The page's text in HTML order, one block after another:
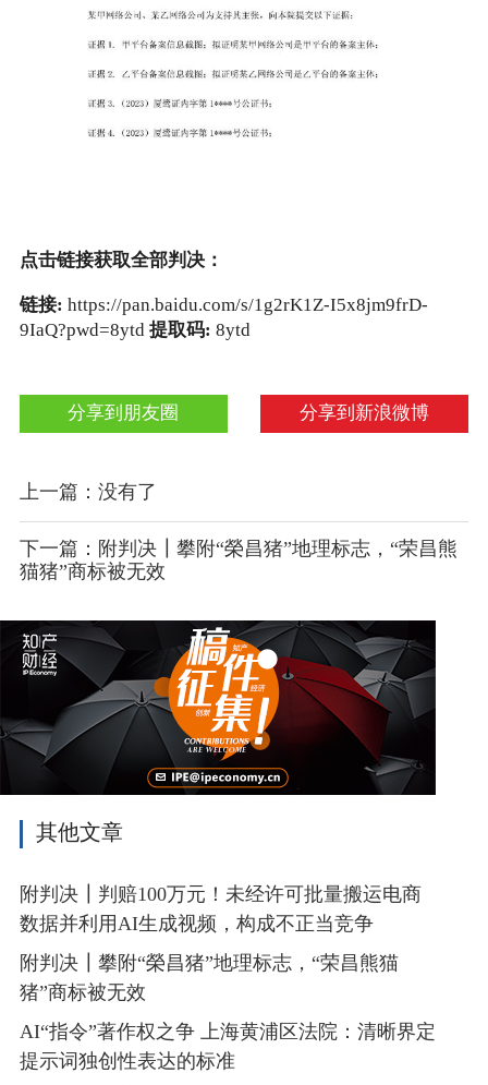
点击链接获取全部判决：
链接: https://pan.baidu.com/s/1g2rK1Z-I5x8jm9frD-
9IaQ?pwd=8ytd 提取码: 8ytd
分享到新浪微博
分享到朋友圈
上一篇：没有了
下一篇：附判决┃攀附“榮昌猪”地理标志，“荣昌熊
猫猪”商标被无效
其他文章
附判决┃判赔100万元！未经许可批量搬运电商
数据并利用AI生成视频，构成不正当竞争
附判决┃攀附“榮昌猪”地理标志，“荣昌熊猫
猪”商标被无效
AI“指令”著作权之争 上海黄浦区法院：清晰界定
提示词独创性表达的标准